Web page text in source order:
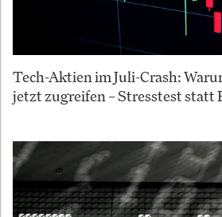
Tech-Aktien im Juli-Crash:
jetzt zugreifen – Stresstest statt